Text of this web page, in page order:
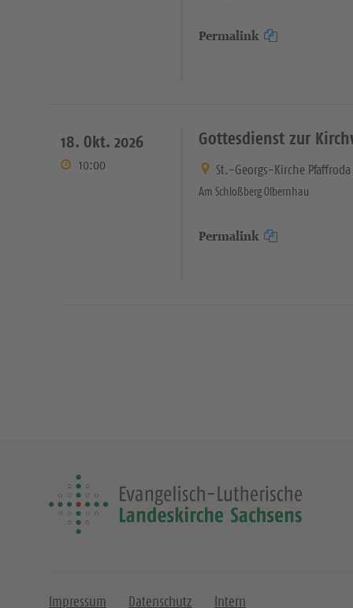
Permalink
18. Okt. 2026
10:00
Gottesdienst zur
St.-Georgs-Kirche Pfaffroda
Am Schloßberg Olbernhau
Permalink
Impressum Datenschutz Intern